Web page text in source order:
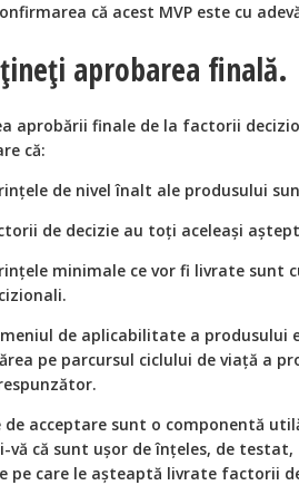
că acest MVP este cu
aprobarea finală.
aprobării finale de la factorii
că:
de nivel înalt ale produsului
de decizie au toți aceleași
minimale ce vor fi livrate sunt
de aplicabilitate a produsului
pe parcursul ciclului de viață a
de acceptare sunt o componentă
vă că sunt ușor de înțeles, de
pe care le așteaptă livrate factorii